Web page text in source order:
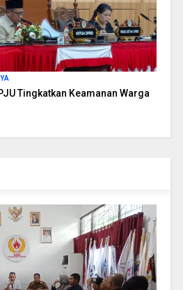
Tingkatkan Keamanan Warga